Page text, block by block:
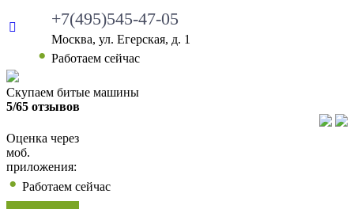
+7(495)545-47-05
Москва, ул. Егерская, д. 1
Работаем сейчас
Скупаем битые машины
5/65 отзывов
Оценка через
моб.
приложения:
Работаем сейчас